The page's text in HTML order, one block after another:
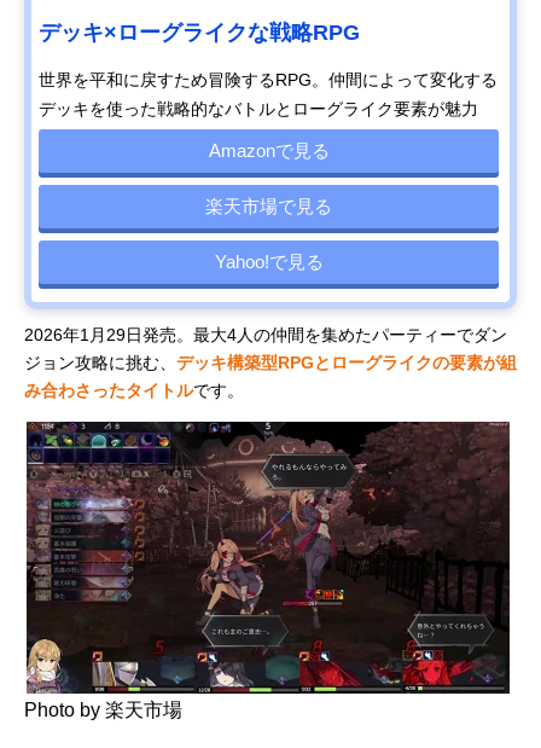
デッキ×ローグライクな戦略RPG
世界を平和に戻すため冒険するRPG。仲間によって変化する
デッキを使った戦略的なバトルとローグライク要素が魅力
Amazonで見る
楽天市場で見る
Yahoo!で見る
2026年1月29日発売。最大4人の仲間を集めたパーティーでダン
ジョン攻略に挑む、 デッキ構築型RPGとローグライクの要素が組
み合わさったタイトルです。
Photo by 楽天市場